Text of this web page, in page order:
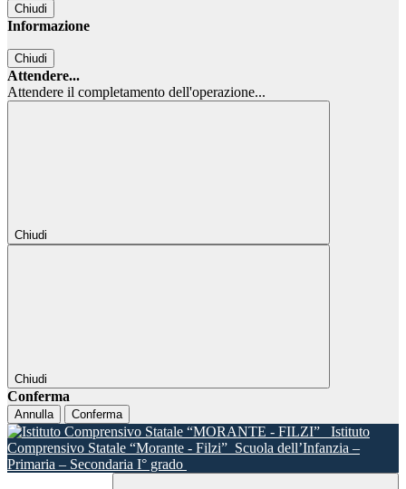
Chiudi
Informazione
Chiudi
Attendere...
Attendere il completamento dell'operazione...
Chiudi
Chiudi
Conferma
Annulla Conferma
Istituto
Comprensivo Statale “Morante - Filzi” Scuola dell’Infanzia –
Primaria – Secondaria I° grado